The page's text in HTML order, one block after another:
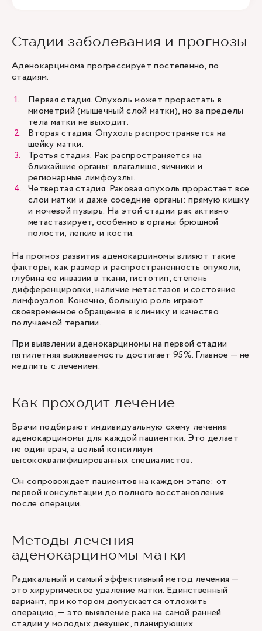
Стадии заболевания и прогнозы
Аденокарцинома прогрессирует постепенно, по
стадиям.
Первая стадия. Опухоль может прорастать в
миометрий (мышечный слой матки), но за пределы
тела матки не выходит.
Вторая стадия. Опухоль распространяется на
шейку матки.
Третья стадия. Рак распространяется на
ближайшие органы: влагалище, яичники и
регионарные лимфоузлы.
Четвертая стадия. Раковая опухоль прорастает все
слои матки и даже соседние органы: прямую кишку
и мочевой пузырь. На этой стадии рак активно
метастазирует, особенно в органы брюшной
полости, легкие и кости.
На прогноз развития аденокарциномы влияют такие
факторы, как размер и распространенность опухоли,
глубина ее инвазии в ткани, гистотип, степень
дифференцировки, наличие метастазов и состояние
лимфоузлов. Конечно, большую роль играют
своевременное обращение в клинику и качество
получаемой терапии.
При выявлении аденокарциномы на первой стадии
пятилетняя выживаемость достигает 95%. Главное — не
медлить с лечением.
Как проходит лечение
Врачи подбирают индивидуальную схему лечения
аденокарциномы для каждой пациентки. Это делает
не один врач, а целый консилиум
высококвалифицированных специалистов.
Он сопровождает пациентов на каждом этапе: от
первой консультации до полного восстановления
после операции.
Методы лечения
аденокарциномы матки
Радикальный и самый эффективный метод лечения —
этохирургическое удаление матки. Единственный
вариант, при котором допускается отложить
операцию, — это выявление рака на самой ранней
стадии у молодых девушек, планирующих